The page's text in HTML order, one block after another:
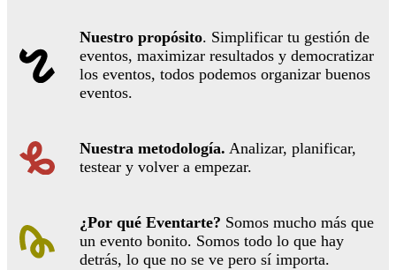
Nuestro propósito. Simplificar tu gestión de
eventos, maximizar resultados y democratizar
los eventos, todos podemos organizar buenos
eventos.
Nuestra metodología. Analizar, planificar,
testear y volver a empezar.
¿Por qué Eventarte? Somos mucho más que
un evento bonito. Somos todo lo que hay
detrás, lo que no se ve pero sí importa.